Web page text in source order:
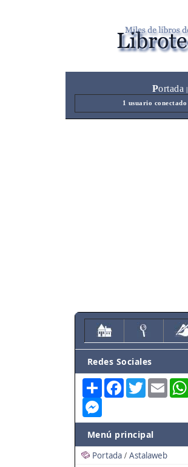
Portada
1 usuario conectado
Redes Sociales
Share FacebookTwitterEmail
Menú principal
Portada / Astalaweb